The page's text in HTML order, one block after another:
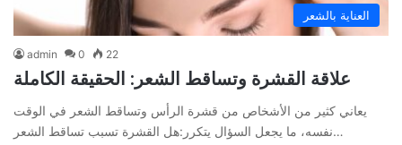
العناية بالشعر
admin 0 22
علاقة القشرة وتساقط الشعر: الحقيقة الكاملة
يعاني كثير من الأشخاص من قشرة الرأس وتساقط الشعر في الوقت
نفسه، ما يجعل السؤال يتكرر:هل القشرة تسبب تساقط الشعر…